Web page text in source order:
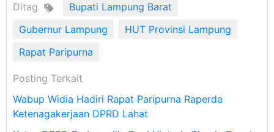
Ditag
Bupati Lampung Barat
Gubernur Lampung
HUT Provinsi Lampung
Rapat Paripurna
Posting Terkait
Wabup Widia Hadiri Rapat Paripurna Raperda
Ketenagakerjaan DPRD Lahat